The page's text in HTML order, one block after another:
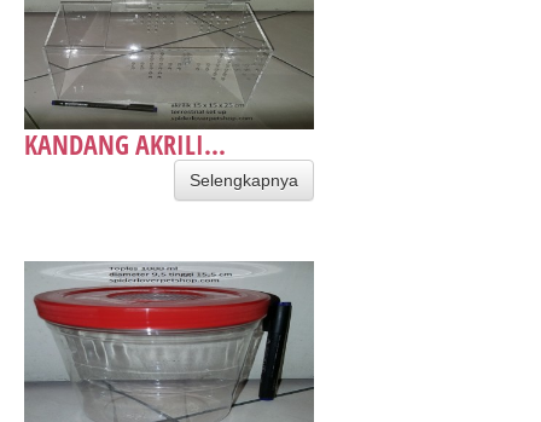
KANDANG AKRILI...
Selengkapnya